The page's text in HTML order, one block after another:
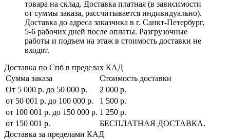
товара на склад. Доставка платная (в зависимости
от суммы заказа, рассчитывается индивидуально).
Доставка до адреса заказчика в г. Санкт-Петербург,
5-6 рабочих дней после оплаты. Разгрузочные
работы и подъем на этаж в стоимость доставки не
входят.
Доставка по Спб в пределах КАД
Сумма заказа
Стоимость доставки
От 5 000 р. до 50 000 р.
2 000 р.
от 50 001 р. до 100 000 р.
1 500 р.
от 100 001 р. до 150 000 р. 1 250 р.
от 150 001 р.
БЕСПЛАТНАЯ ДОСТАВКА.
Доставка за пределами КАД